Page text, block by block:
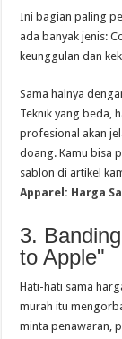
Ini bagian paling
ada banyak jenis:
keunggulan dan
Sama halnya
Teknik yang beda,
profesional akan
doang. Kamu bisa
sablon di artikel
Apparel: Harga
3.
to Apple"
Hati-hati sama
murah itu
minta penawaran,